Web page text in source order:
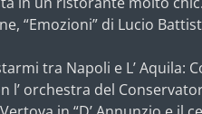
“Emozioni” di Lucio
tra Napoli e L’ Aquila:
l’ orchestra del